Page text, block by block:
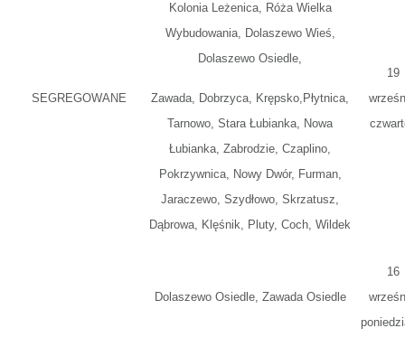
SEGREGOWANE
Kolonia Leżenica, Róża Wielka
Wybudowania, Dolaszewo Wieś,
Dolaszewo Osiedle,
Zawada, Dobrzyca, Krępsko,Płytnica,
Tarnowo, Stara Łubianka, Nowa
Łubianka, Zabrodzie, Czaplino,
Pokrzywnica, Nowy Dwór, Furman,
Jaraczewo, Szydłowo, Skrzatusz,
Dąbrowa, Klęśnik, Pluty, Coch, Wildek
19
Dolaszewo Osiedle, Zawada Osiedle
16